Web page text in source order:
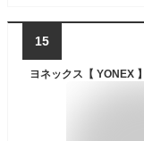
15